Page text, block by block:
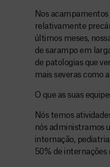
Nos acampamentos
relativamente
últimos meses,
de sarampo em
de patologias que
mais severas como
O que as suas
Nós temos
nós administramos
internação,
50% de internações